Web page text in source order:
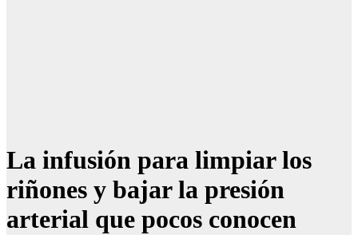
La infusión para limpiar los
riñones y bajar la presión
arterial que pocos conocen